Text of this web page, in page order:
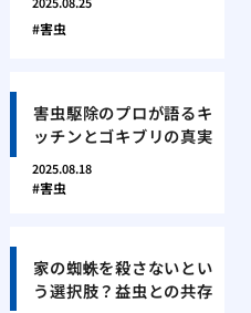
害虫
害虫駆除のプロが語るキ
ッチンとゴキブリの真実
2025.08.18
害虫
家の蜘蛛を殺さないとい
う選択肢？益虫との共存